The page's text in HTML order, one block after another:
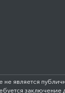
не является
заключение